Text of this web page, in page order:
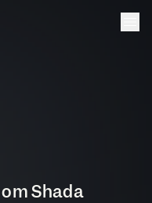
Shada